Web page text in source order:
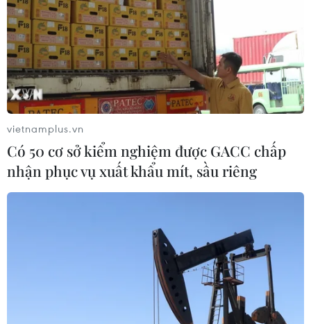
vietnamplus.vn
Có 50 cơ sở kiểm nghiệm được GACC chấp
nhận phục vụ xuất khẩu mít, sầu riêng